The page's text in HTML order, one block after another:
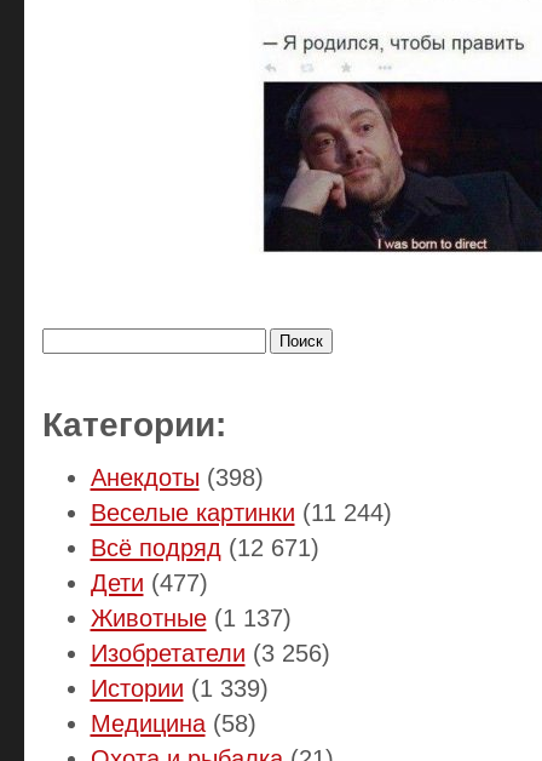
Категории:
Анекдоты (398)
Веселые картинки (11 244)
Всё подряд (12 671)
Дети (477)
Животные(1 137)
Изобретатели (3 256)
Истории (1 339)
Медицина(58)